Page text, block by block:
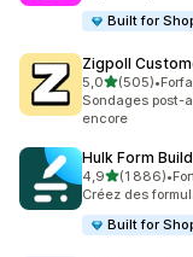
Built for
Zigpoll
5,0étoile(s) sur 5
(505)
505 avis au total
•
Sondages post-
encore
Hulk Form
4,9étoile(s) sur 5
(1 886)
1886 avis au•
Créez des
Built for